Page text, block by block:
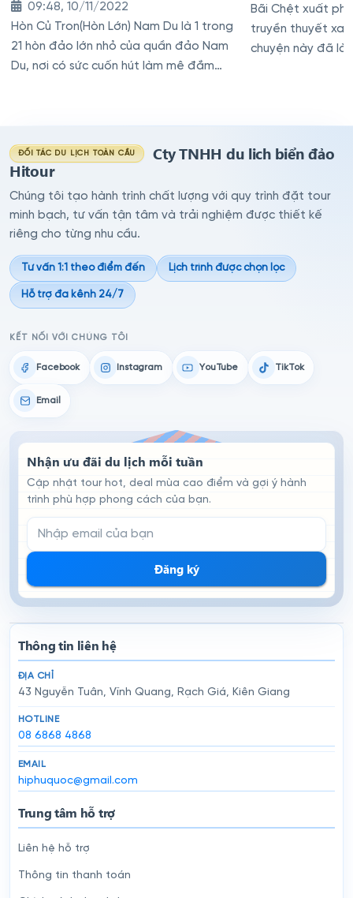
09:48, 10/11/2022
Hòn Củ Tron(Hòn Lớn) Nam Du là 1 trong
21 hòn đảo lớn nhỏ của quần đảo Nam
Du, nơi có sức cuốn hút làm mê đắm
Bãi Chệt xuất
truyền thuyết xa
chuyện này đã
ĐỐI TÁC DU LỊCH TOÀN CẦU
Cty TNHH du lich biển đảo
Hitour
Chúng tôi tạo hành trình chất lượng với quy trình đặt tour
minh bạch, tư vấn tận tâm và trải nghiệm được thiết kế
riêng cho từng nhu cầu.
Tư vấn 1:1 theo điểm đến Lịch trình được chọn lọc
Hỗ trợ đa kênh 24/7
KẾT NỐI VỚI CHÚNG TÔI
Facebook Instagram YouTube TikTok
Email
Nhận ưu đãi du lịch mỗi tuần
Cập nhật tour hot, deal mùa cao điểm và gợi ý hành
trình phù hợp phong cách của bạn.
Email đăng ký nhận tin
Đăng ký
Thông tin liên hệ
ĐỊA CHỈ
43 Nguyễn Tuân, Vĩnh Quang, Rạch Giá, Kiên Giang
HOTLINE
08 6868 4868
EMAIL
hiphuquoc@gmail.com
Trung tâm hỗ trợ
Liên hệ hỗ trợ
Thông tin thanh toán